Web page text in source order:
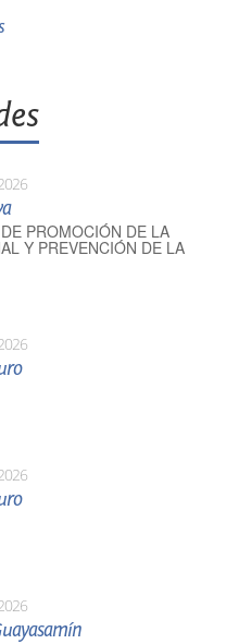
PROMOCIÓN DE LA
Y PREVENCIÓN DE LA